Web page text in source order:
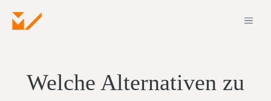
Inhalt
Welche Alternativen zu